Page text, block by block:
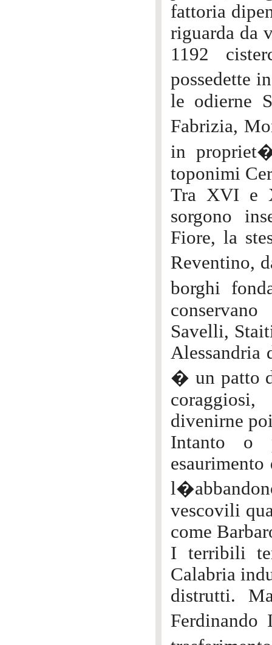
fattoria
riguarda da
1192
possedette
le odierne
Fabrizia,
in
toponimi
Tra XVI e
sorgono
Fiore, la
Reventino,
borghi
Savelli,
Alessandria
� un patto
divenirne
Intanto o
vescovili
come
I terribili
Calabria
distrutti.